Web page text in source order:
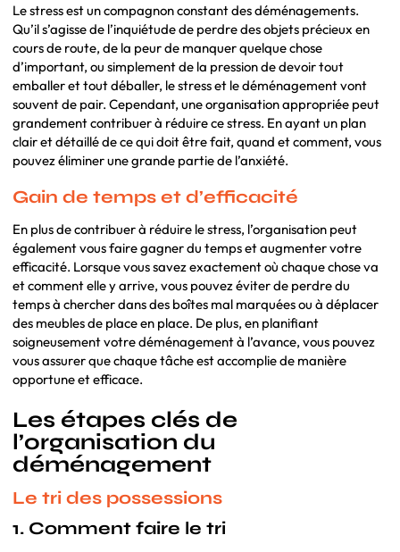
Le stress est un compagnon constant des déménagements.
Qu’il s’agisse de l’inquiétude de perdre des objets précieux en
cours de route, de la peur de manquer quelque chose
d’important, ou simplement de la pression de devoir tout
emballer et tout déballer, le stress et le déménagement vont
souvent de pair. Cependant, une organisation appropriée peut
grandement contribuer à réduire ce stress. En ayant un plan
clair et détaillé de ce qui doit être fait, quand et comment, vous
pouvez éliminer une grande partie de l’anxiété.
Gain de temps et d’efficacité
En plus de contribuer à réduire le stress, l’organisation peut
également vous faire gagner du temps et augmenter votre
efficacité. Lorsque vous savez exactement où chaque chose va
et comment elle y arrive, vous pouvez éviter de perdre du
temps à chercher dans des boîtes mal marquées ou à déplacer
des meubles de place en place. De plus, en planifiant
soigneusement votre déménagement à l’avance, vous pouvez
vous assurer que chaque tâche est accomplie de manière
opportune et efficace.
Les étapes clés de
l’organisation du
déménagement
Le tri des possessions
1. Comment faire le tri